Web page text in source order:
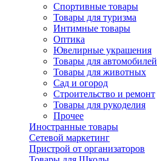
Спортивные товары
Товары для туризма
Интимные товары
Оптика
Ювелирные украшения
Товары для автомобилей
Товары для животных
Сад и огород
Строительство и ремонт
Товары для рукоделия
Прочее
Иностранные товары
Сетевой маркетинг
Пристрой от организаторов